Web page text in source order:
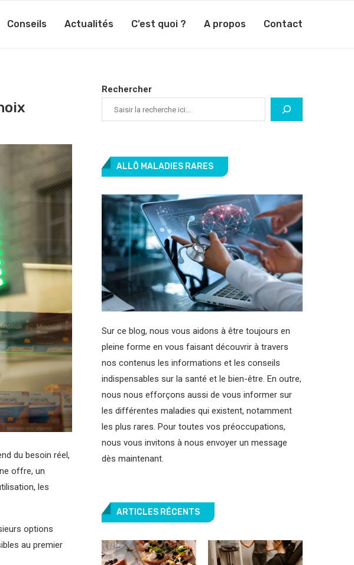
Conseils Actualités C’est quoi ? A propos Contact
du besoin réel,
offre, un
les
options
au premier
Rechercher
ALLÔ MALADIES RARES
Sur ce blog, nous vous aidons à être toujours en
pleine forme en vous faisant découvrir à travers
nos contenus les informations et les conseils
indispensables sur la santé et le bien-être. En outre,
nous nous efforçons aussi de vous informer sur
les différentes maladies qui existent, notamment
les plus rares. Pour toutes vos préoccupations,
nous vous invitons à nous envoyer un message
dès maintenant.
ARTICLES RÉCENTS